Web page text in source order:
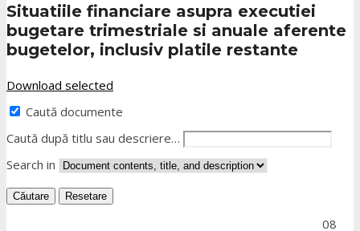
Situatiile financiare asupra executiei
bugetare trimestriale si anuale aferente
bugetelor, inclusiv platile restante
Download selected
Caută documente
Caută după titlu sau descriere…
Search in
Căutare Resetare
08